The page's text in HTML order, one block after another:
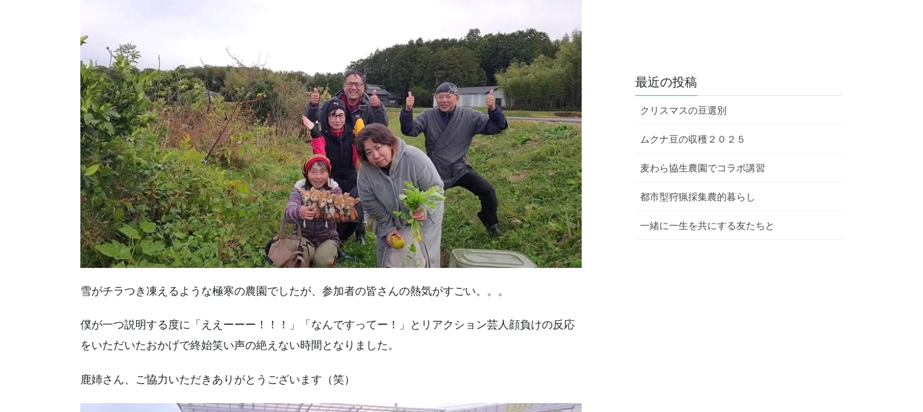
雪がチラつき凍えるような極寒の農園でしたが、参加者の皆さんの熱気がすごい。。。
僕が一つ説明する度に「ええーーー！！！」「なんですってー！」とリアクション芸人顔負けの反応
をいただいたおかげで終始笑い声の絶えない時間となりました。
鹿姉さん、ご協力いただきありがとうございます（笑）
最近の投稿
クリスマスの豆選別
ムクナ豆の収穫２０２５
麦わら協生農園でコラボ講習
都市型狩猟採集農的暮らし
一緒に一生を共にする友たちと